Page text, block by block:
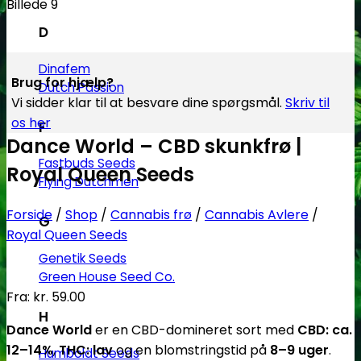
D
Dinafem
Dutch Passion
F
Fastbuds Seeds
Flying Dutchmen
G
Genetik Seeds
Green House Seed Co.
H
Humboldt Seeds
Brug for hjælp?
Vi sidder klar til at besvare dine spørgsmål. Skriv til
os her
Dance World – CBD skunkfrø |
Royal Queen Seeds
Forside / Shop / Cannabis frø / Cannabis Avlere /
Royal Queen Seeds
Fra: kr. 59.00
Dance Worlder en CBD-domineret sort med CBD: ca.
12–14%,THC: lavog en blomstringstid på 8–9 uger.